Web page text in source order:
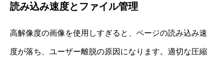
読み込み速度とファイル管理
高解像度の画像を使用しすぎると、ページの読み込み速
度が落ち、ユーザー離脱の原因になります。適切な圧縮